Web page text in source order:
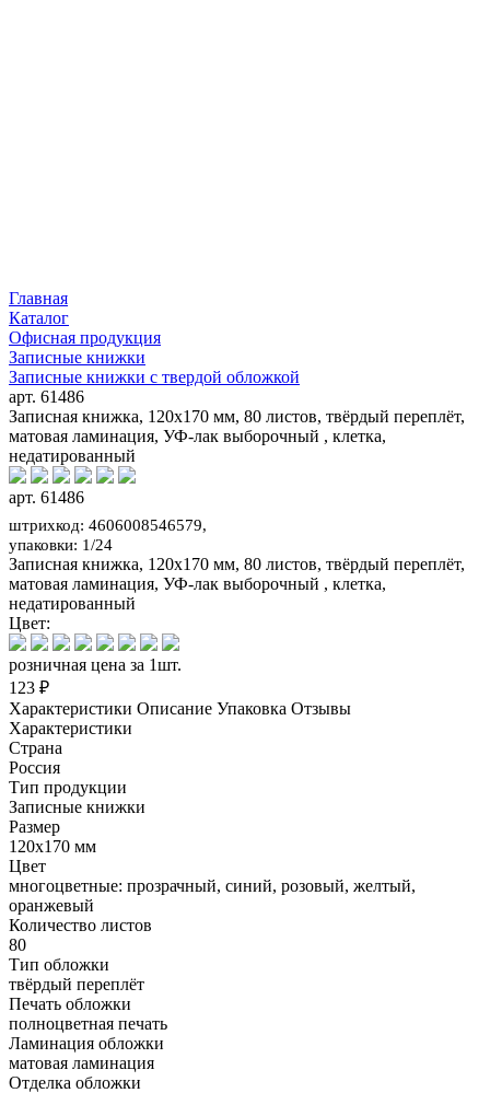
Главная
Каталог
Офисная продукция
Записные книжки
Записные книжки с твердой обложкой
арт. 61486
Записная книжка, 120х170 мм, 80 листов, твёрдый переплёт,
матовая ламинация, УФ-лак выборочный , клетка,
недатированный
арт. 61486
штрихкод: 4606008546579,
упаковки: 1/24
Записная книжка, 120х170 мм, 80 листов, твёрдый переплёт,
матовая ламинация, УФ-лак выборочный , клетка,
недатированный
Цвет:
розничная цена за 1шт.
123 ₽
Характеристики Описание Упаковка Отзывы
Характеристики
Страна
Россия
Тип продукции
Записные книжки
Размер
120х170 мм
Цвет
многоцветные: прозрачный, синий, розовый, желтый,
оранжевый
Количество листов
80
Тип обложки
твёрдый переплёт
Печать обложки
полноцветная печать
Ламинация обложки
матовая ламинация
Отделка обложки